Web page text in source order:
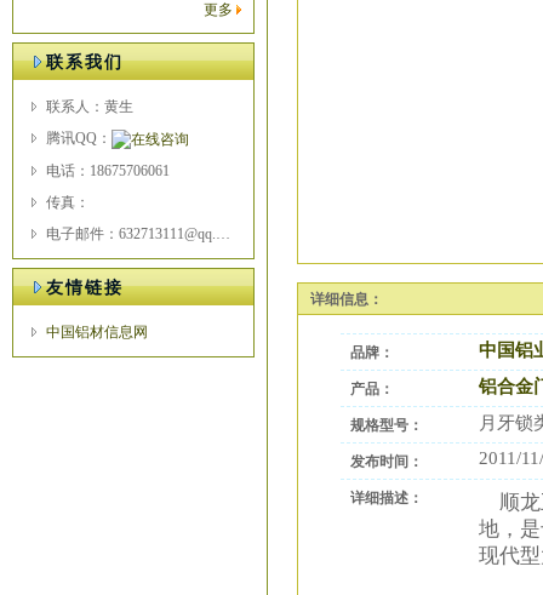
更多
联系我们
联系人：黄生
腾讯QQ：
电话：18675706061
传真：
电子邮件：632713111@qq.com
友情链接
中国铝材信息网
详细信息：
品牌： 中国铝
产品： 铝合金
规格型号： 月牙锁
发布时间： 2011/
详细描述：
顺龙
地，
现代